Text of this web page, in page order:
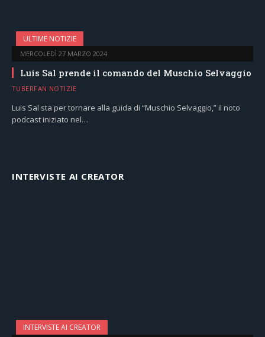
ULTIME NOTIZIE
MERCOLEDÌ 27 MARZO 2024
Luis Sal prende il comando del Muschio Selvaggio
TUBERFAN NOTIZIE
Luis Sal sta per tornare alla guida di “Muschio Selvaggio,” il noto
podcast iniziato nel…
INTERVISTE AI CREATOR
INTERVISTE AI CREATOR